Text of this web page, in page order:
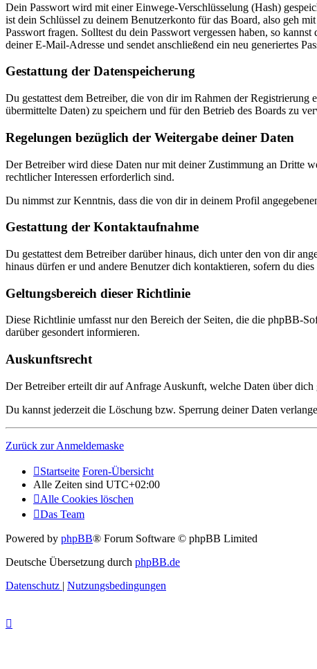
Dein Passwort wird mit einer Einwege-Verschlüsselung (Hash)
ist dein Schlüssel zu deinem Benutzerkonto für das Board, also geh
Passwort fragen. Solltest du dein Passwort vergessen haben, so
deiner E-Mail-Adresse und sendet anschließend ein neu generiertes
Gestattung der Datenspeicherung
Du gestattest dem Betreiber, die von dir im Rahmen der
übermittelte Daten) zu speichern und für den Betrieb des Boards zu
Regelungen bezüglich der Weitergabe deiner Daten
Der Betreiber wird diese Daten nur mit deiner Zustimmung an Dritte
rechtlicher Interessen erforderlich sind.
Du nimmst zur Kenntnis, dass die von dir in deinem Profil
Gestattung der Kontaktaufnahme
Du gestattest dem Betreiber darüber hinaus, dich unter den von dir
hinaus dürfen er und andere Benutzer dich kontaktieren, sofern du dies
Geltungsbereich dieser Richtlinie
Diese Richtlinie umfasst nur den Bereich der Seiten, die die phpBB-
darüber gesondert informieren.
Auskunftsrecht
Der Betreiber erteilt dir auf Anfrage Auskunft, welche Daten über dich
Du kannst jederzeit die Löschung bzw. Sperrung deiner Daten
Zurück zur Anmeldemaske
Startseite Foren-Übersicht
Alle Zeiten sind UTC+02:00
Alle Cookies löschen
Das Team
Powered by phpBB® Forum Software © phpBB Limited
Deutsche Übersetzung durch phpBB.de
Datenschutz | Nutzungsbedingungen